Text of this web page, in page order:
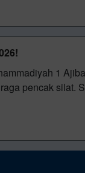
1
pencak silat.